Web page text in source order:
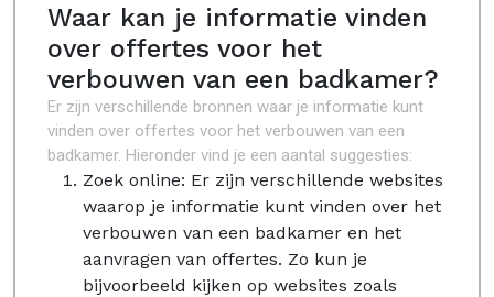
Waar kan je informatie vinden
over offertes voor het
verbouwen van een badkamer?
Er zijn verschillende bronnen waar je informatie kunt
vinden over offertes voor het verbouwen van een
badkamer. Hieronder vind je een aantal suggesties:
Zoek online: Er zijn verschillende websites
waarop je informatie kunt vinden over het
verbouwen van een badkamer en het
aanvragen van offertes. Zo kun je
bijvoorbeeld kijken op websites zoals